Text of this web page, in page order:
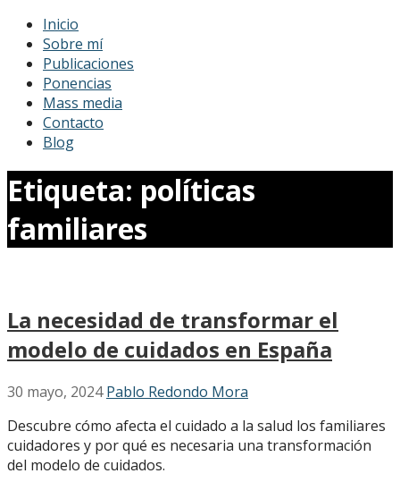
Saltar
contenido
Pablo Redondo Mora
Sociólogo
Inicio
Sobre mí
Publicaciones
Ponencias
Mass media
Contacto
Blog
Etiqueta: políticas
familiares
La necesidad de transformar el
modelo de cuidados en España
30 mayo, 2024 Pablo Redondo Mora
Descubre cómo afecta el cuidado a la salud los familiares
cuidadores y por qué es necesaria una transformación
del modelo de cuidados.